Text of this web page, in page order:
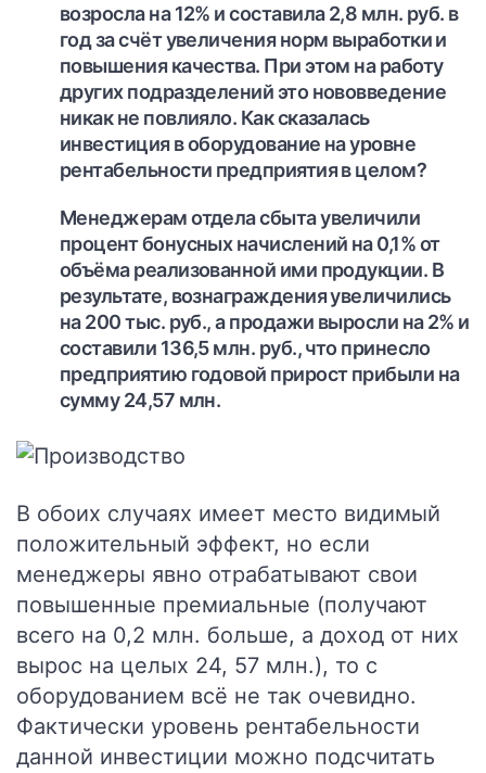
возросла на 12% и составила 2,8 млн. руб. в
год за счёт увеличения норм выработки и
повышения качества. При этом на работу
других подразделений это нововведение
никак не повлияло. Как сказалась
инвестиция в оборудование на уровне
рентабельности предприятия в целом?
Менеджерам отдела сбыта увеличили
процент бонусных начислений на 0,1% от
объёма реализованной ими продукции. В
результате, вознаграждения увеличились
на 200 тыс. руб., а продажи выросли на 2% и
составили 136,5 млн. руб., что принесло
предприятию годовой прирост прибыли на
сумму 24,57 млн.
В обоих случаях имеет место видимый
положительный эффект, но если
менеджеры явно отрабатывают свои
повышенные премиальные (получают
всего на 0,2 млн. больше, а доход от них
вырос на целых 24, 57 млн.), то с
оборудованием всё не так очевидно.
Фактически уровень рентабельности
данной инвестиции можно подсчитать